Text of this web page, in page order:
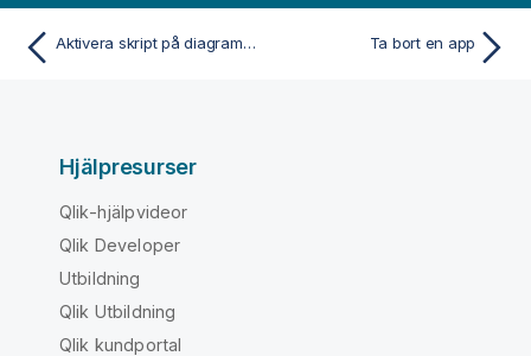
Aktivera skript på diagramnivå Ta bort en app
Hjälpresurser
Qlik-hjälpvideor
Qlik Developer
Utbildning
Qlik Utbildning
Qlik kundportal